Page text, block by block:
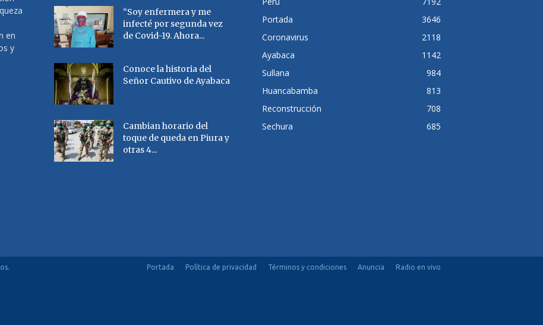
en
y
“Soy enfermera y me
infecté por segunda vez
de Covid-19. Ahora...
Conoce la historia del
Señor Cautivo de Ayabaca
Cambian horario del
toque de queda en Piura y
otras 4...
Portada
3646
Coronavirus
2118
Ayabaca
1142
Sullana
984
Huancabamba
813
Reconstrucción
708
Sechura
685
Portada Política de privacidad Términos y condiciones Anuncia Radio en vivo